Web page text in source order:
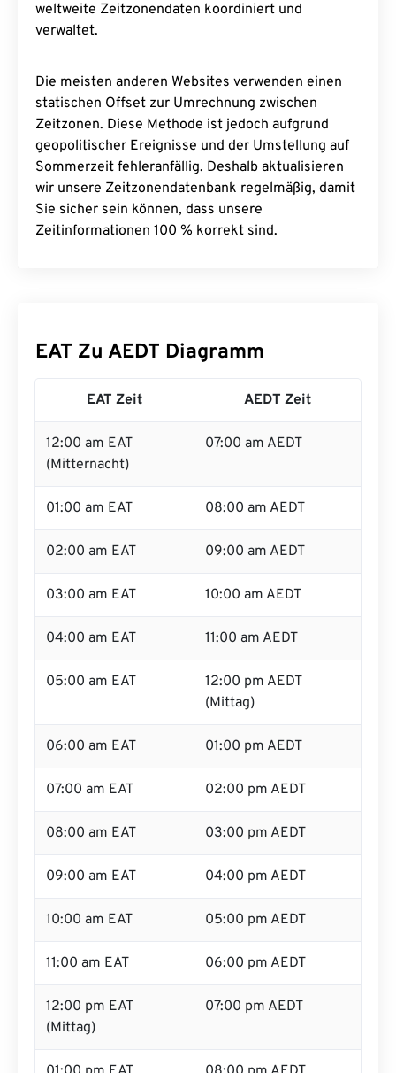
weltweite Zeitzonendaten koordiniert und
verwaltet.
Die meisten anderen Websites verwenden einen
statischen Offset zur Umrechnung zwischen
Zeitzonen. Diese Methode ist jedoch aufgrund
geopolitischer Ereignisse und der Umstellung auf
Sommerzeit fehleranfällig. Deshalb aktualisieren
wir unsere Zeitzonendatenbank regelmäßig, damit
Sie sicher sein können, dass unsere
Zeitinformationen 100 % korrekt sind.
EAT Zu AEDT Diagramm
EAT Zeit AEDT Zeit
12:00 am EAT
(Mitternacht)
07:00 am AEDT
01:00 am EAT 08:00 am AEDT
02:00 am EAT 09:00 am AEDT
03:00 am EAT 10:00 am AEDT
04:00 am EAT 11:00 am AEDT
05:00 am EAT
12:00 pm AEDT
(Mittag)
06:00 am EAT 01:00 pm AEDT
07:00 am EAT 02:00 pm AEDT
08:00 am EAT 03:00 pm AEDT
09:00 am EAT 04:00 pm AEDT
10:00 am EAT 05:00 pm AEDT
11:00 am EAT 06:00 pm AEDT
12:00 pm EAT
(Mittag)
07:00 pm AEDT